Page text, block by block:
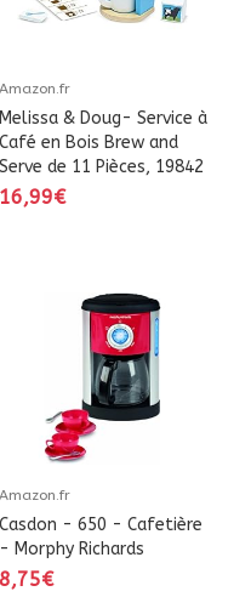
Amazon.fr
Melissa & Doug- Service à
Café en Bois Brew and
Serve de 11 Pièces, 19842
16,99€
Amazon.fr
Casdon - 650 - Cafetière
- Morphy Richards
8,75€